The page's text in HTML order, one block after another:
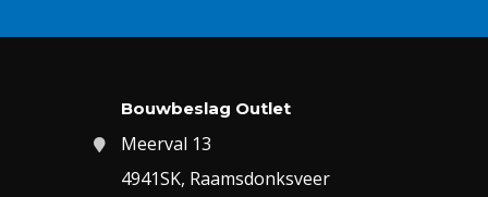
Bouwbeslag Outlet
Meerval 13
4941SK, Raamsdonksveer